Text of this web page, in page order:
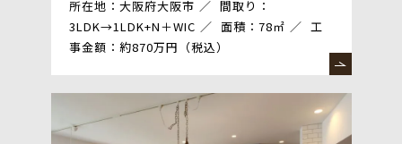
所在地：大阪府大阪市
間取り：
3LDK→1LDK+N＋WIC
面積：78㎡
工
事金額：約870万円（税込）